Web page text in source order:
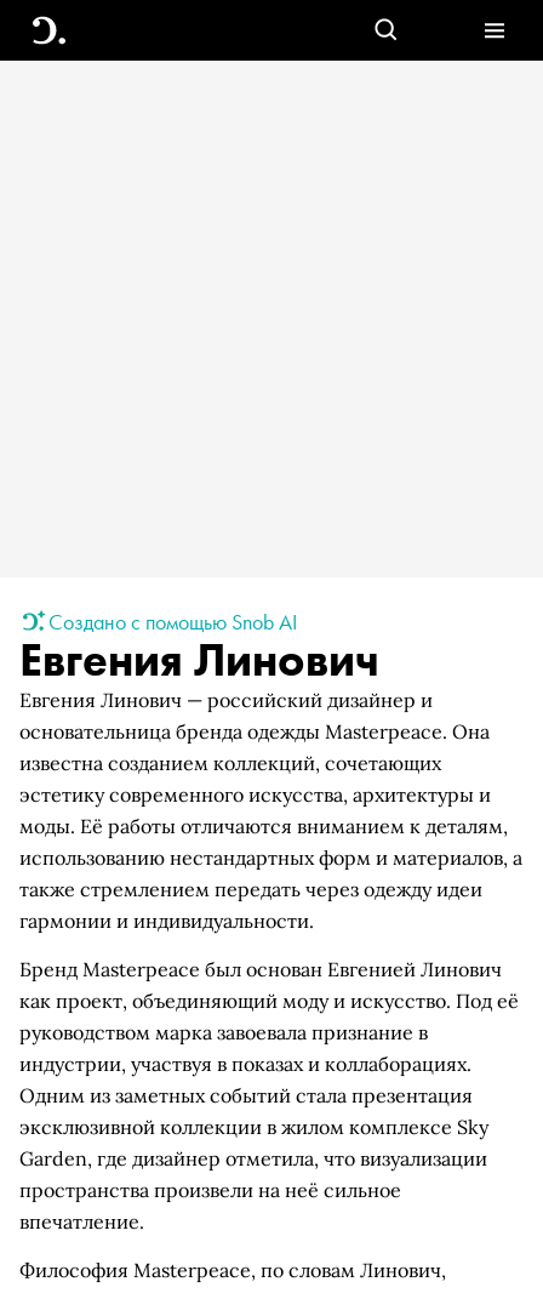
Создано с помощью Snob AI
Евгения Линович
Евгения Линович — российский дизайнер и
основательница бренда одежды Masterpeace. Она
известна созданием коллекций, сочетающих
эстетику современного искусства, архитектуры и
моды. Её работы отличаются вниманием к деталям,
использованию нестандартных форм и материалов, а
также стремлением передать через одежду идеи
гармонии и индивидуальности.
Бренд Masterpeace был основан Евгенией Линович
как проект, объединяющий моду и искусство. Под её
руководством марка завоевала признание в
индустрии, участвуя в показах и коллаборациях.
Одним из заметных событий стала презентация
эксклюзивной коллекции в жилом комплексе Sky
Garden, где дизайнер отметила, что визуализации
пространства произвели на неё сильное
впечатление.
Философия Masterpeace, по словам Линович,